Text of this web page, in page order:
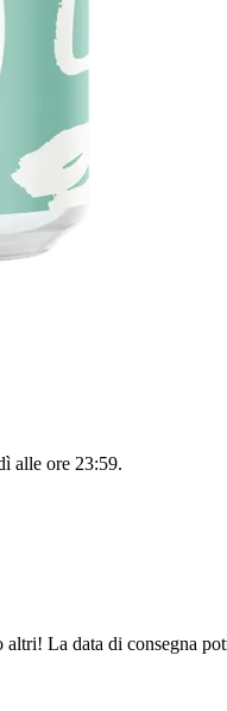
alle ore 23:59.
La data di consegna